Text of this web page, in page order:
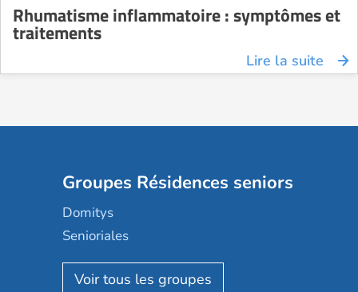
Rhumatisme inflammatoire : symptômes et
traitements
Lire la suite
Groupes Résidences seniors
Domitys
Senioriales
Nohée
Les Résidentiels